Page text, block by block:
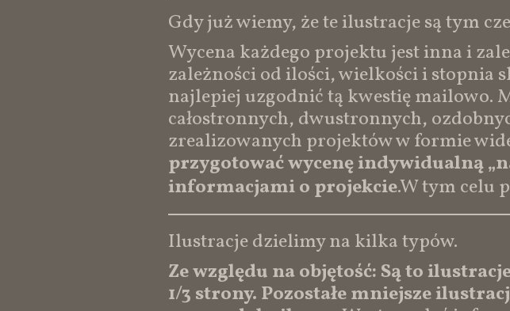
Gdy już wiemy, że te ilustracje są tym
Wycena każdego projektu jest inna i
zależności od ilości, wielkości i stopnia
najlepiej uzgodnić tą kwestię mailowo.
całostronnych, dwustronnych,
zrealizowanych projektów w formie
przygotować wycenę indywidualną
informacjami o projekcie.W tym celu
Ilustracje dzielimy na kilka typów.
Ze względu na objętość: Są to
1/3 strony. Pozostałe mniejsze